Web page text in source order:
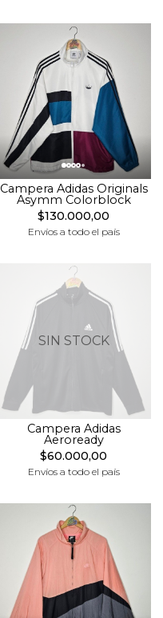
Campera Adidas Originals
Asymm Colorblock
$130.000,00
Envíos a todo el país
SIN STOCK
Campera Adidas
Aeroready
$60.000,00
Envíos a todo el país